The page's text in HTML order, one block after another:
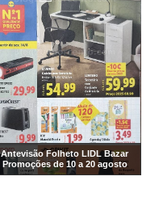
Antevisão Folheto LIDL Bazar
Promoções de 10 a 20 agosto